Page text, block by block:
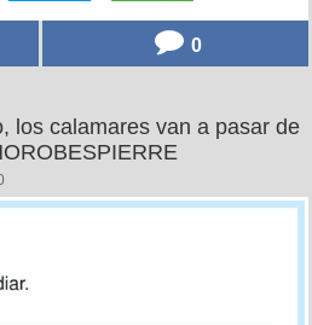
0
los calamares van a pasar de